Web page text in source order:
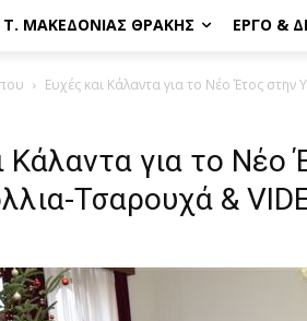
Τ. ΜΑΚΕΔΟΝΊΑΣ ΘΡΆΚΗΣ ΈΡΓΟ &
Ευχές και Κάλαντα για το Νέο Έτος
Κάλαντα για το
Τσαρουχά &